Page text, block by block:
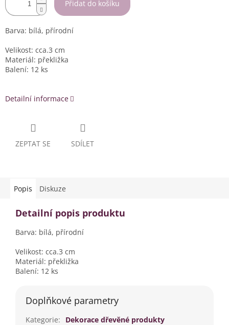
Přidat do košíku
Barva: bílá, přírodní
Velikost: cca.3 cm
Materiál: překližka
Balení: 12 ks
Detailní informace
ZEPTAT SE SDÍLET
Popis Diskuze
Detailní popis produktu
Barva: bílá, přírodní
Velikost: cca.3 cm
Materiál: překližka
Balení: 12 ks
Doplňkové parametry
Kategorie:
Dekorace dřevěné produkty